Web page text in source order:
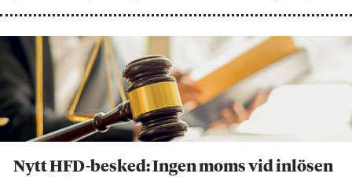
Nytt HFD-besked: Ingen moms vid inlösen